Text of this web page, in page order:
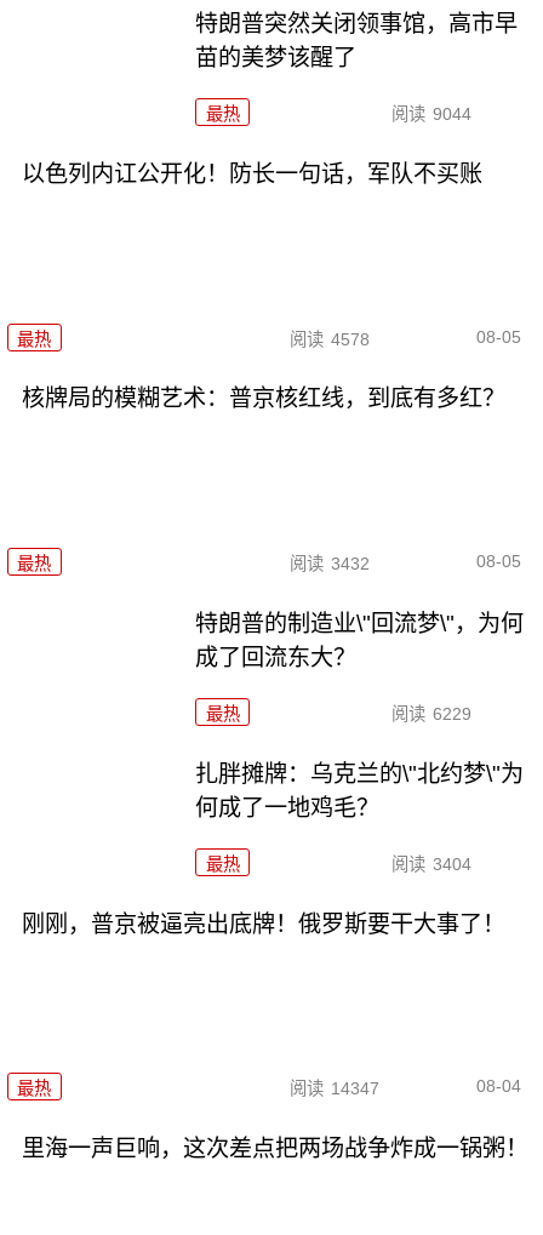
特朗普突然关闭领事馆，高市早
苗的美梦该醒了
最热 阅读 9044
以色列内讧公开化！防长一句话，军队不买账
最热 阅读 4578 08-05
核牌局的模糊艺术：普京核红线，到底有多红？
最热 阅读 3432 08-05
特朗普的制造业\"回流梦\"，为何
成了回流东大？
最热 阅读 6229
扎胖摊牌：乌克兰的\"北约梦\"为
何成了一地鸡毛？
最热 阅读 3404
刚刚，普京被逼亮出底牌！俄罗斯要干大事了！
最热 阅读 14347 08-04
里海一声巨响，这次差点把两场战争炸成一锅粥！